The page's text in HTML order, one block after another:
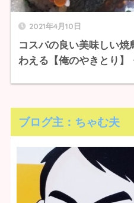
2021年4月10日
コスパの良い美味しい
わえる【俺のやきとり】
ブログ主：ちゃむ夫